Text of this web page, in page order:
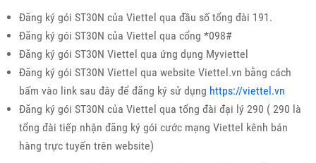
Đăng ký gói ST30N của Viettel qua đầu số tổng đài 191.
Đăng ký gói ST30N của Viettel qua cổng *098#
Đăng ký gói ST30N Viettel qua ứng dụng Myviettel
Đăng ký gói ST30N Viettel qua website Viettel.vn bằng cách
bấm vào link sau đây để đăng ký sử dụng https://viettel.vn
Đăng ký gói ST30N của Viettel qua tổng đài đại lý 290 ( 290 là
tổng đài tiếp nhận đăng ký gói cước mạng Viettel kênh bán
hàng trực tuyến trên website)